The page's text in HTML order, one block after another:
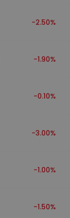
-2.50%
-1.90%
-0.10%
-3.00%
-1.00%
-1.50%